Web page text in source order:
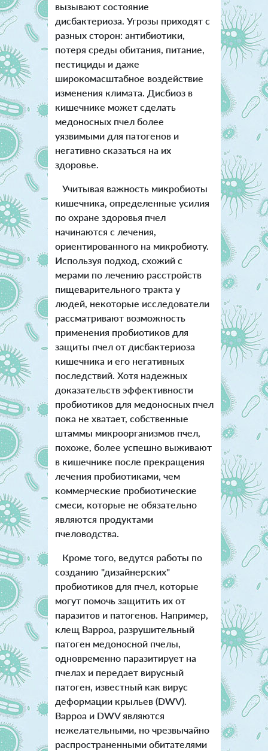
вызывают состояние
дисбактериоза. Угрозы приходят с
разных сторон: антибиотики,
потеря среды обитания, питание,
пестициды и даже
широкомасштабное воздействие
изменения климата. Дисбиоз в
кишечнике может сделать
медоносных пчел более
уязвимыми для патогенов и
негативно сказаться на их
здоровье.
Учитывая важность микробиоты
кишечника, определенные усилия
по охране здоровья пчел
начинаются с лечения,
ориентированного на микробиоту.
Используя подход, схожий с
мерами по лечению расстройств
пищеварительного тракта у
людей, некоторые исследователи
рассматривают возможность
применения пробиотиков для
защиты пчел от дисбактериоза
кишечника и его негативных
последствий. Хотя надежных
доказательств эффективности
пробиотиков для медоносных пчел
пока не хватает, собственные
штаммы микроорганизмов пчел,
похоже, более успешно выживают
в кишечнике после прекращения
лечения пробиотиками, чем
коммерческие пробиотические
смеси, которые не обязательно
являются продуктами
пчеловодства.
Кроме того, ведутся работы по
созданию "дизайнерских"
пробиотиков для пчел, которые
могут помочь защитить их от
паразитов и патогенов. Например,
клещ Варроа, разрушительный
патоген медоносной пчелы,
одновременно паразитирует на
пчелах и передает вирусный
патоген, известный как вирус
деформации крыльев (DWV).
Варроа и DWV являются
нежелательными, но чрезвычайно
распространенными обитателями